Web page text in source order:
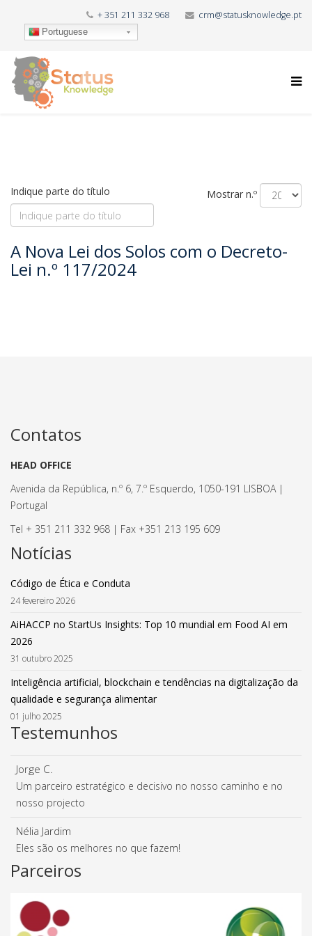
+ 351 211 332 968 crm@statusknowledge.pt
Portuguese
Indique parte do título Mostrar n.º
A Nova Lei dos Solos com o Decreto-
Lei n.º 117/2024
Contatos
HEAD OFFICE
Avenida da República, n.º 6, 7.º Esquerdo, 1050-191 LISBOA |
Portugal
Tel + 351 211 332 968 | Fax +351 213 195 609
Notícias
Código de Ética e Conduta
24 fevereiro 2026
AiHACCP no StartUs Insights: Top 10 mundial em Food AI em
2026
31 outubro 2025
Inteligência artificial, blockchain e tendências na digitalização da
qualidade e segurança alimentar
01 julho 2025
Testemunhos
Jorge C.
Um parceiro estratégico e decisivo no nosso caminho e no
nosso projecto
Nélia Jardim
Eles são os melhores no que fazem!
Parceiros